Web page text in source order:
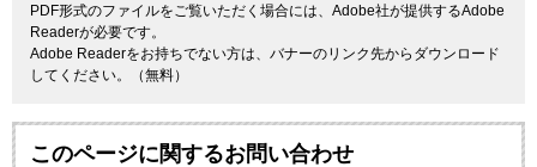
PDF形式のファイルをご覧いただく場合には、Adobe社が提供するAdobe
Readerが必要です。
Adobe Readerをお持ちでない方は、バナーのリンク先からダウンロード
してください。（無料）
このページに関するお問い合わせ